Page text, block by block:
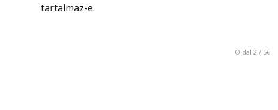
tartalmaz-e.
Oldal 2 / 56